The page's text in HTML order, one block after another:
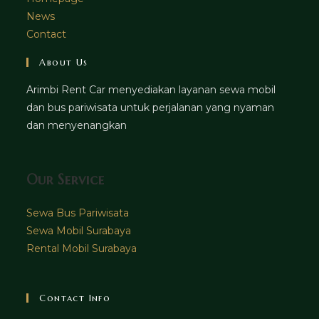
News
Contact
About Us
Arimbi Rent Car menyediakan layanan sewa mobil
dan bus pariwisata untuk perjalanan yang nyaman
dan menyenangkan
Our Service
Sewa Bus Pariwisata
Sewa Mobil Surabaya
Rental Mobil Surabaya
Contact Info